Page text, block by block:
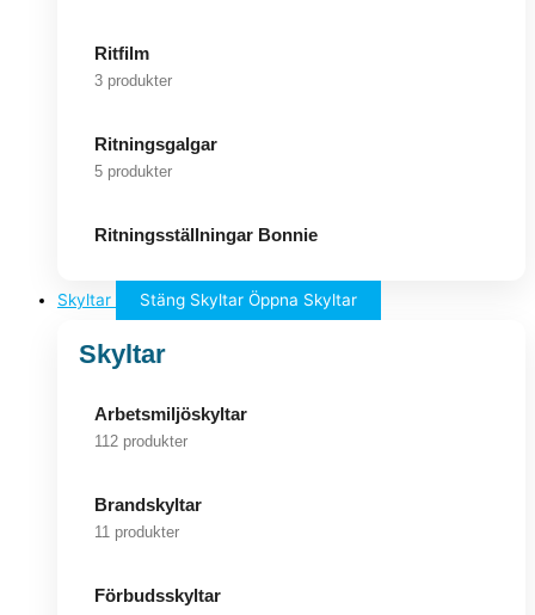
Ritfilm
3 produkter
Ritningsgalgar
5 produkter
Ritningsställningar Bonnie
Skyltar Stäng Skyltar Öppna Skyltar
Skyltar
Arbetsmiljöskyltar
112 produkter
Brandskyltar
11 produkter
Förbudsskyltar